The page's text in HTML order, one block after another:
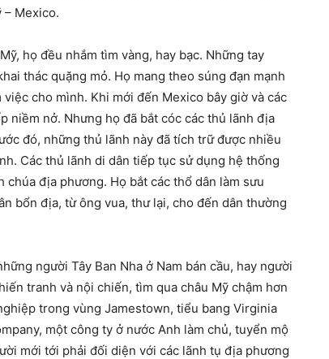
– Mexico.
họ đều nhắm tìm vàng, hay bạc. Những tay
thác quặng mỏ. Họ mang theo súng đạn mạnh
cho mình. Khi mới đến Mexico bây giờ và các
niềm nở. Nhưng họ đã bắt cóc các thủ lãnh địa
đó, những thủ lãnh này đã tích trữ được nhiều
Các thủ lãnh di dân tiếp tục sử dụng hệ thống
địa phương. Họ bắt các thổ dân làm sưu
bổn địa, từ ông vua, thư lại, cho đến dân thường
người Tây Ban Nha ở Nam bán cầu, hay người
tranh và nội chiến, tìm qua châu Mỹ chậm hơn
trong vùng Jamestown, tiểu bang Virginia
một công ty ở nước Anh làm chủ, tuyển mộ
mới tới phải đối diện với các lãnh tụ địa phương